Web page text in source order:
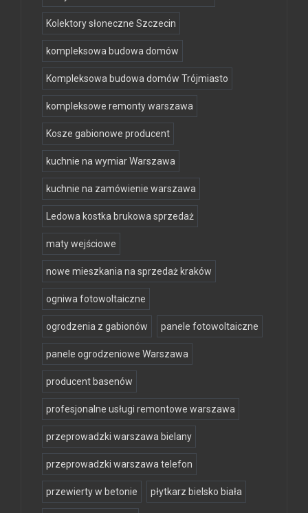
Kolektory słoneczne Szczecin
kompleksowa budowa domów
Kompleksowa budowa domów Trójmiasto
kompleksowe remonty warszawa
Kosze gabionowe producent
kuchnie na wymiar Warszawa
kuchnie na zamówienie warszawa
Ledowa kostka brukowa sprzedaż
maty wejściowe
nowe mieszkania na sprzedaż kraków
ogniwa fotowoltaiczne
ogrodzenia z gabionów panele fotowoltaiczne
panele ogrodzeniowe Warszawa
producent basenów
profesjonalne usługi remontowe warszawa
przeprowadzki warszawa bielany
przeprowadzki warszawa telefon
przewierty w betonie płytkarz bielsko biała